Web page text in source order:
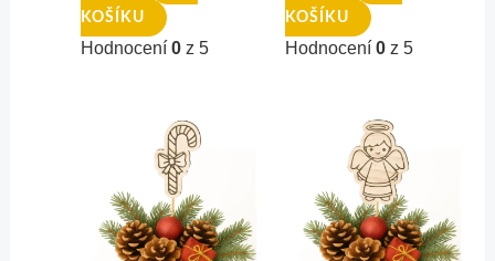
KOŠÍKU
Hodnocení 0z 5
KOŠÍKU
Hodnocení 0 z 5